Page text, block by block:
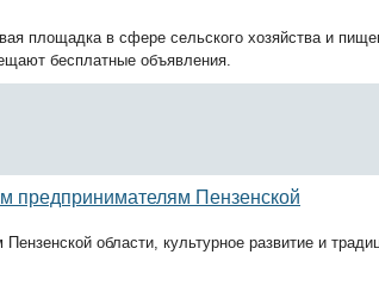
площадка в сфере сельского хозяйства и
бесплатные объявления.
предпринимателям Пензенской
области, культурное развитие и